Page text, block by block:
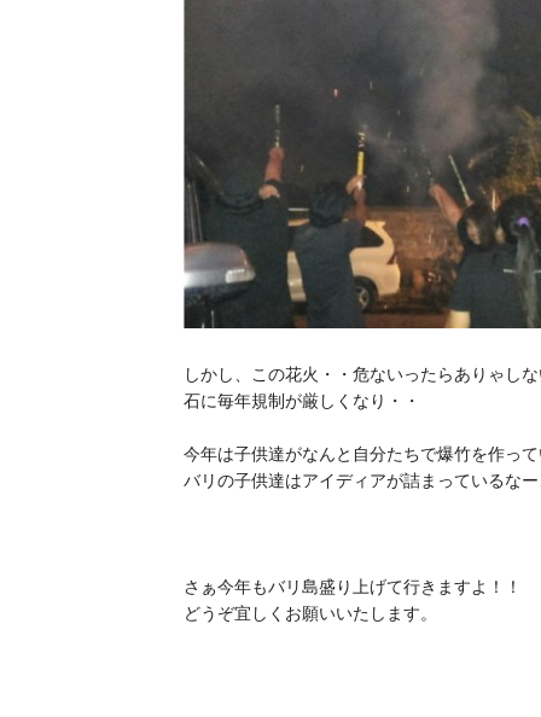
しかし、この花火・・危ないったらありゃし
石に毎年規制が厳しくなり・・
今年は子供達がなんと自分たちで爆竹を作っ
バリの子供達はアイディアが詰まっているな
さぁ今年もバリ島盛り上げて行きますよ！！
どうぞ宜しくお願いいたします。